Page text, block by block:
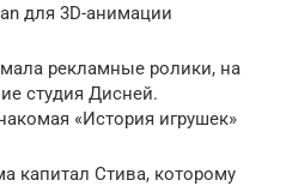
для 3D-анимации
рекламные ролики, на
студия Дисней.
«История игрушек»
капитал Стива, которому